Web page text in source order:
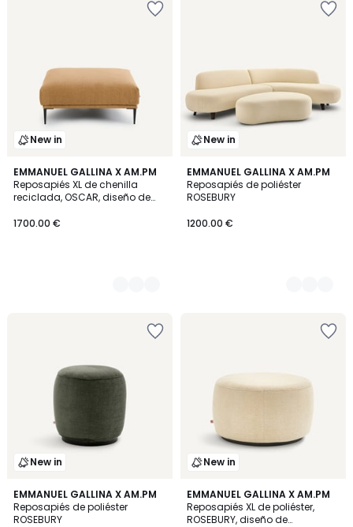
New in
EMMANUEL GALLINA X AM.PM
Reposapiés XL de chenilla
reciclada, OSCAR, diseño de
1700.00 €
3
Colores
New in
EMMANUEL GALLINA X AM.PM
Reposapiés de poliéster
ROSEBURY
1200.00 €
2
Colores
New in
EMMANUEL GALLINA X AM.PM
Reposapiés de poliéster
ROSEBURY
2
Colores
New in
EMMANUEL GALLINA X AM.PM
Reposapiés XL de poliéster,
ROSEBURY, diseño de
2
Colores